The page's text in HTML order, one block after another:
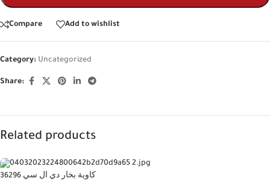
Compare Add to wishlist
Category: Uncategorized
Share:
Related products
كاوية بخار دي ال سي 36296